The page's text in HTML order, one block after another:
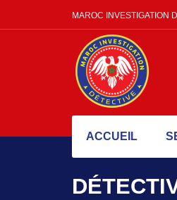
MAROC INVESTIGATION
ACCUEIL